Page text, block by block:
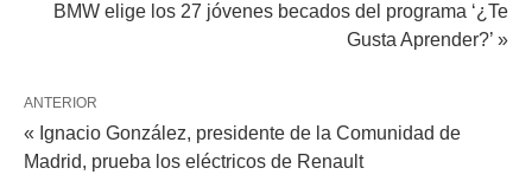
BMW elige los 27 jóvenes becados del programa ‘¿Te
Gusta Aprender?’ »
ANTERIOR
« Ignacio González, presidente de la Comunidad de
Madrid, prueba los eléctricos de Renault